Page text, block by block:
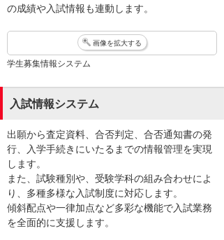
の成績や入試情報も連動します。
画像を拡大する
学生募集情報システム
入試情報システム
出願から査定資料、合否判定、合否通知書の発
行、入学手続きにいたるまでの情報管理を実現
します。
また、試験種別や、受験学科の組み合わせによ
り、多種多様な入試制度に対応します。
傾斜配点や一律加点など多彩な機能で入試業務
を全面的に支援します。